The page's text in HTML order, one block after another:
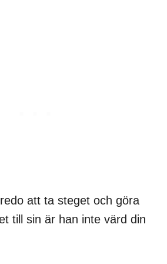
att ta steget och göra
till sin är han inte värd din